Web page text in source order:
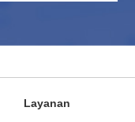
Layanan